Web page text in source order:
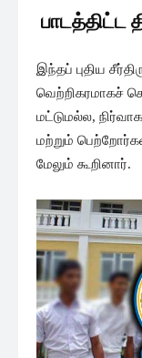
பாடத்திட்ட
இந்தப் புதிய
வெற்றிகரமாகச்
மட்டுமல்ல,
மற்றும்
மேலும் கூறினார்.